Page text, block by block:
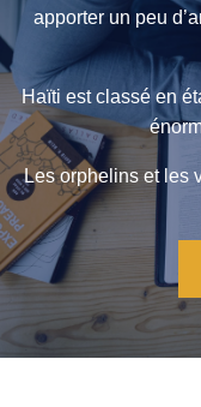
apporter un peu
Haïti est classé en
Les orphelins et les